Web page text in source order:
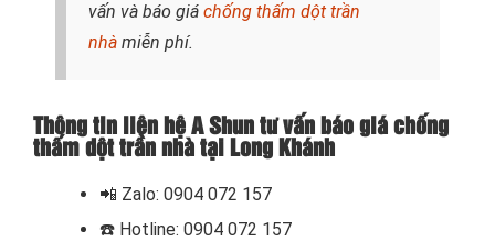
vấn và báo giá chống thấm dột trần
nhà miễn phí.
Thông tin liên hệ A Shun tư vấn báo giá chống
thấm dột trần nhà tại Long Khánh
📲 Zalo: 0904 072 157
☎️ Hotline: 0904 072 157